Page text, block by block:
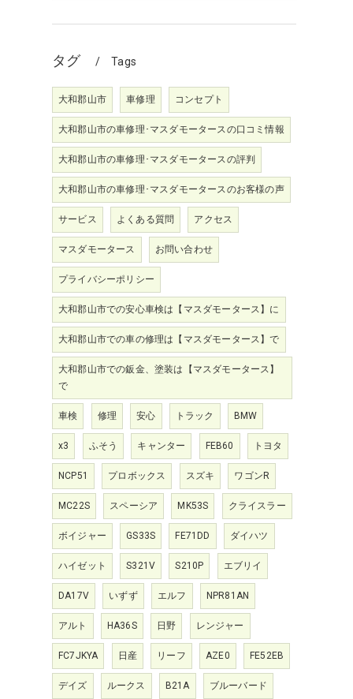
タグ Tags
大和郡山市 車修理 コンセプト
大和郡山市の車修理･マスダモータースの口コミ情報
大和郡山市の車修理･マスダモータースの評判
大和郡山市の車修理･マスダモータースのお客様の声
サービス よくある質問 アクセス
マスダモータース お問い合わせ
プライバシーポリシー
大和郡山市での安心車検は【マスダモータース】に
大和郡山市での車の修理は【マスダモータース】で
大和郡山市での鈑金、塗装は【マスダモータース】
で
車検 修理 安心 トラック BMW
x3 ふそう キャンター FEB60 トヨタ
NCP51 プロボックス スズキ ワゴンR
MC22S スペーシア MK53S クライスラー
ボイジャー GS33S FE71DD ダイハツ
ハイゼット S321V S210P エブリイ
DA17V いずず エルフ NPR81AN
アルト HA36S 日野 レンジャー
FC7JKYA 日産 リーフ AZE0 FE52EB
デイズ ルークス B21A ブルーバード